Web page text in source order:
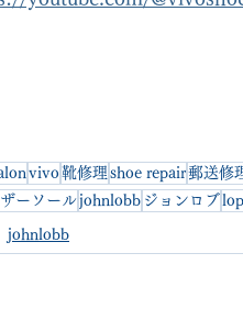
vivo靴修理 shoe repair郵送修
ザーソールjohnlobb ジョンロブ
johnlobb